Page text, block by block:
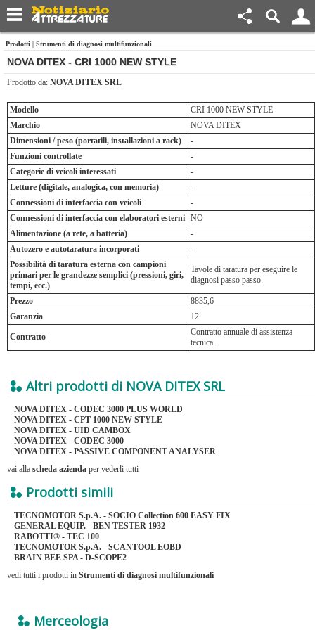
Prodotti | Strumenti di diagnosi multifunzionali
NOVA DITEX - CRI 1000 NEW STYLE
Prodotto da: NOVA DITEX SRL
Modello
CRI 1000 NEW STYLE
Marchio
NOVA DITEX
Dimensioni / peso (portatili, installazioni a rack)
-
Funzioni controllate
-
Categorie di veicoli interessati
-
Letture (digitale, analogica, con memoria)
-
Connessioni di interfaccia con veicoli
-
Connessioni di interfaccia con elaboratori esterni NO
Alimentazione (a rete, a batteria)
-
Autozero e autotaratura incorporati
-
Possibilità di taratura esterna con campioni
primari per le grandezze semplici (pressioni, giri,
tempi, ecc.)
Tavole di taratura per eseguire le
diagnosi passo passo.
Prezzo
8835,6
Garanzia
12
Contratto
Contratto annuale di assistenza
tecnica.
Altri prodotti di NOVA DITEX SRL
NOVA DITEX - CODEC 3000 PLUS WORLD
NOVA DITEX - CPT 1000 NEW STYLE
NOVA DITEX - UID CAMBOX
NOVA DITEX - CODEC 3000
NOVA DITEX - PASSIVE COMPONENT ANALYSER
vai alla scheda azienda per vederli tutti
Prodotti simili
TECNOMOTOR S.p.A. - SOCIO Collection 600 EASY FIX
GENERAL EQUIP. - BEN TESTER 1932
RABOTTI® - TEC 100
TECNOMOTOR S.p.A. - SCANTOOL EOBD
BRAIN BEE SPA - D-SCOPE2
vedi tutti i prodotti in Strumenti di diagnosi multifunzionali
Merceologia